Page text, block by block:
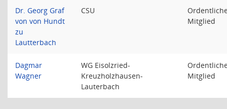
Dr. Georg Graf
von von Hundt
zu
Lautterbach
CSU
Mitglied
Dagmar
Wagner
WG Eisolzried-
Kreuzholzhausen-
Lauterbach
Mitglied